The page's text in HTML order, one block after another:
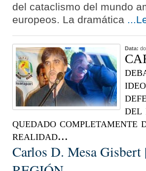
del cataclismo del mundo
europeos. La dramática
Data:
del
quedado
realidad...
Carlos D. Mesa